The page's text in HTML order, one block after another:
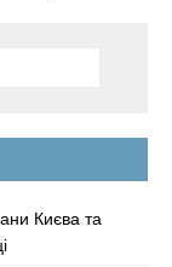
Києва та